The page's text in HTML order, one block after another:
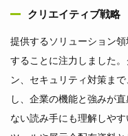
クリエイティブ戦略
提供するソリューション
することに注力しました
ン、セキュリティ対策ま
し、企業の機能と強みが
ない読み手にも理解しや